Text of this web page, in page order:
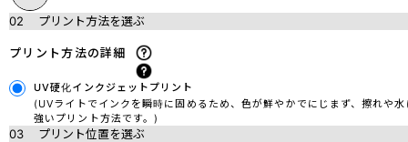
02 プリント方法を選ぶ
プリント方法の詳細
UV硬化インクジェットプリント
(UVライトでインクを瞬時に固めるため、色が鮮やかでにじまず、擦れや水
強いプリント方法です。)
03 プリント位置を選ぶ